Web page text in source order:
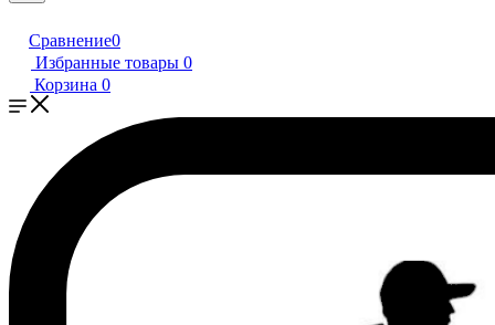
Сравнение0
Избранные товары 0
Корзина 0